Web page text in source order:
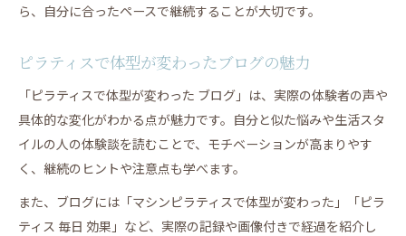
ら、自分に合ったペースで継続することが大切です。
ピラティスで体型が変わったブログの魅力
「ピラティスで体型が変わった ブログ」は、実際の体験者の声や
具体的な変化がわかる点が魅力です。自分と似た悩みや生活スタ
イルの人の体験談を読むことで、モチベーションが高まりやす
く、継続のヒントや注意点も学べます。
また、ブログには「マシンピラティスで体型が変わった」「ピラ
ティス 毎日 効果」など、実際の記録や画像付きで経過を紹介し